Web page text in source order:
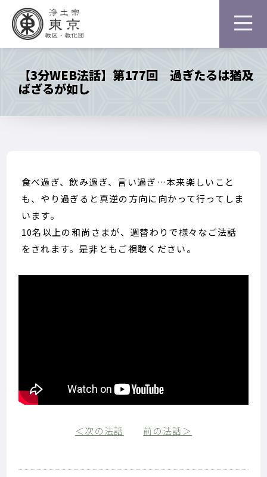
【3分WEB法話】第177回 過ぎたるは猶及
ばざるが如し
食べ過ぎ、飲み過ぎ、言い過ぎ…本来楽しいこと
も、やり過ぎると真逆の方向に向かって行ってしま
います。
10名以上の和尚さまが、週替わりで様々なご法話
をされます。是非ともご視聴ください。
＜次の法話 前の法話＞